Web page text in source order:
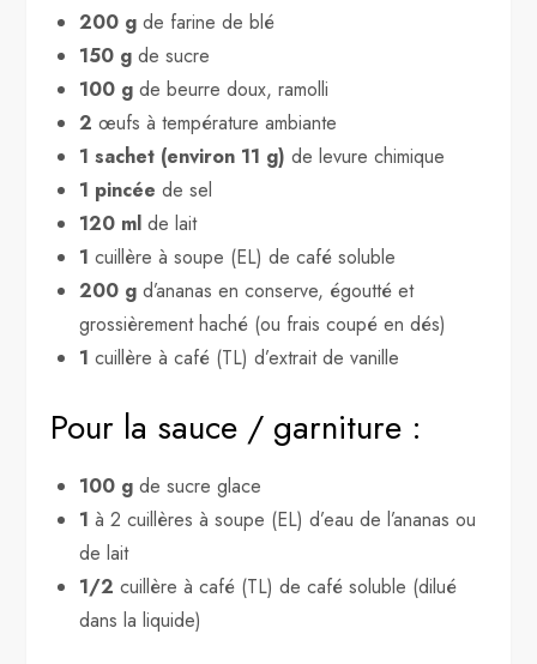
200 g de farine de blé
150 g de sucre
100 g de beurre doux, ramolli
2 œufs à température ambiante
1 sachet (environ 11 g) de levure chimique
1 pincée de sel
120 ml de lait
1 cuillère à soupe (EL) de café soluble
200 g d’ananas en conserve, égoutté et
grossièrement haché (ou frais coupé en dés)
1 cuillère à café (TL) d’extrait de vanille
Pour la sauce / garniture :
100 g de sucre glace
1 à 2 cuillères à soupe (EL) d’eau de l’ananas ou
de lait
1/2 cuillère à café (TL) de café soluble (dilué
dans la liquide)